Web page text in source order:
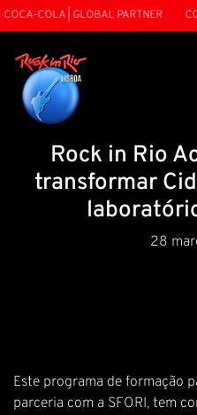
COLA | GLOBAL PARTNER
Rock in Rio
transformar
28
Este programa de formação
parceria com a SFORI, tem